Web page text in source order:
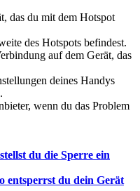
das du mit dem Hotspot
des Hotspots befindest.
auf dem Gerät, das
deines Handys
wenn du das Problem
du die Sperre ein
entsperrst du dein Gerät